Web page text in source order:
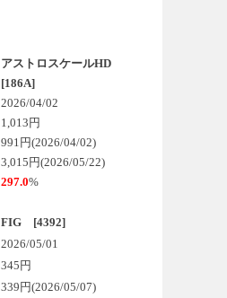
アストロスケールHD
[186A]
2026/04/02
1,013円
991円(2026/04/02)
3,015円(2026/05/22)
297.0%
FIG [4392]
2026/05/01
345円
339円(2026/05/07)